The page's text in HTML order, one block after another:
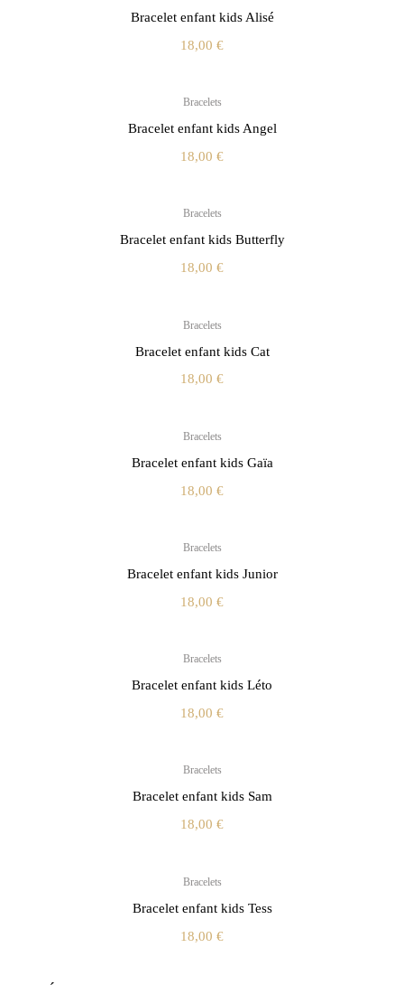
Bracelet enfant kids Alisé
18,00 €
Bracelets
Bracelet enfant kids Angel
18,00 €
Bracelets
Bracelet enfant kids Butterfly
18,00 €
Bracelets
Bracelet enfant kids Cat
18,00 €
Bracelets
Bracelet enfant kids Gaïa
18,00 €
Bracelets
Bracelet enfant kids Junior
18,00 €
Bracelets
Bracelet enfant kids Léto
18,00 €
Bracelets
Bracelet enfant kids Sam
18,00 €
Bracelets
Bracelet enfant kids Tess
18,00 €